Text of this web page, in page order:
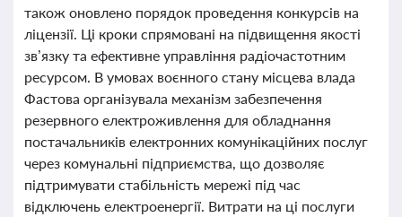
також оновлено порядок проведення конкурсів на
ліцензії. Ці кроки спрямовані на підвищення якості
зв’язку та ефективне управління радіочастотним
ресурсом. В умовах воєнного стану місцева влада
Фастова організувала механізм забезпечення
резервного електроживлення для обладнання
постачальників електронних комунікаційних послуг
через комунальні підприємства, що дозволяє
підтримувати стабільність мережі під час
відключень електроенергії. Витрати на ці послуги